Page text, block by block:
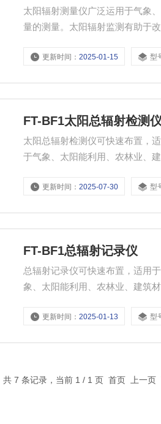
太阳辐射测量仪广泛运用于气象
量的测量。太阳辐射监测有助于
更新时间：2025-01-15 型
FT-BF1太阳总辐射检测仪
太阳总辐射检测仪可快速布置，
于气象、太阳能利用、农林业、
更新时间：2025-07-30 型
FT-BF1总辐射记录仪
总辐射记录仪可快速布置，适用
象、太阳能利用、农林业、建筑
更新时间：2025-01-13 型
共 7 条记录，当前 1 / 1 页 首页 上一